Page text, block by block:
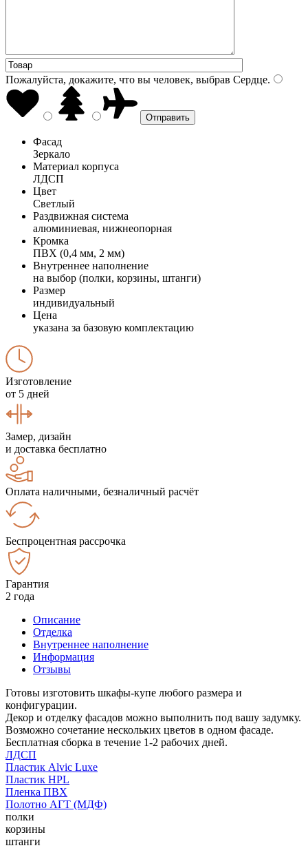
Пожалуйста, докажите, что вы человек, выбрав Сердце.
Фасад
Зеркало
Материал корпуса
ЛДСП
Цвет
Светлый
Раздвижная система
алюминиевая, нижнеопорная
Кромка
ПВХ (0,4 мм, 2 мм)
Внутреннее наполнение
на выбор (полки, корзины, штанги)
Размер
индивидуальный
Цена
указана за базовую комплектацию
Изготовление
от 5 дней
Замер, дизайн
и доставка бесплатно
Оплата наличными, безналичный расчёт
Беспроцентная рассрочка
Гарантия
2 года
Описание
Отделка
Внутреннее наполнение
Информация
Отзывы
Готовы изготовить шкафы-купе любого размера и
конфигурации.
Декор и отделку фасадов можно выполнить под вашу задумку.
Возможно сочетание нескольких цветов в одном фасаде.
Бесплатная сборка в течение 1-2 рабочих дней.
ЛДСП
Пластик Alvic Luxe
Пластик HPL
Пленка ПВХ
Полотно АГТ (МДФ)
полки
корзины
штанги